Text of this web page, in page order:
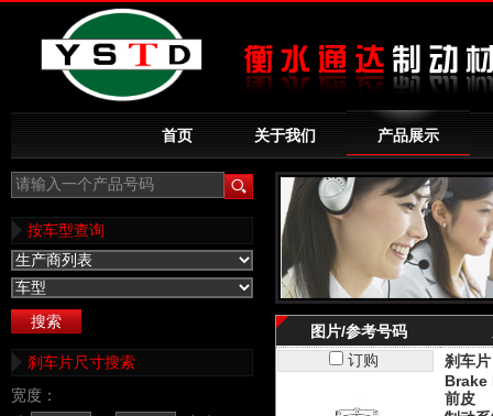
首页 关于我们 产品展示
图片/参考号码
订购
刹车片
Brake
前皮
请输入一个产品号码
按车型查询
刹车片尺寸搜索
宽度：